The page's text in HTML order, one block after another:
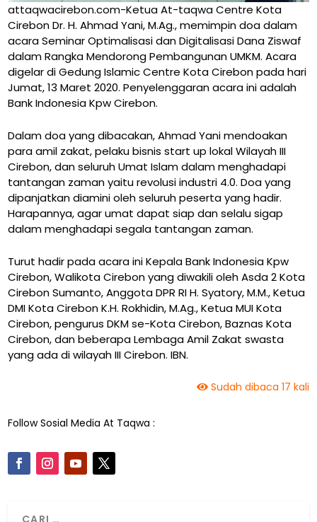
attaqwacirebon.com-Ketua At-taqwa Centre Kota
Cirebon Dr. H. Ahmad Yani, M.Ag., memimpin doa dalam
acara Seminar Optimalisasi dan Digitalisasi Dana Ziswaf
dalam Rangka Mendorong Pembangunan UMKM. Acara
digelar di Gedung Islamic Centre Kota Cirebon pada hari
Jumat, 13 Maret 2020. Penyelenggaran acara ini adalah
Bank Indonesia Kpw Cirebon.
Dalam doa yang dibacakan, Ahmad Yani mendoakan
para amil zakat, pelaku bisnis start up lokal Wilayah III
Cirebon, dan seluruh Umat Islam dalam menghadapi
tantangan zaman yaitu revolusi industri 4.0. Doa yang
dipanjatkan diamini oleh seluruh peserta yang hadir.
Harapannya, agar umat dapat siap dan selalu sigap
dalam menghadapi segala tantangan zaman.
Turut hadir pada acara ini Kepala Bank Indonesia Kpw
Cirebon, Walikota Cirebon yang diwakili oleh Asda 2 Kota
Cirebon Sumanto, Anggota DPR RI H. Syatory, M.M., Ketua
DMI Kota Cirebon K.H. Rokhidin, M.Ag., Ketua MUI Kota
Cirebon, pengurus DKM se-Kota Cirebon, Baznas Kota
Cirebon, dan beberapa Lembaga Amil Zakat swasta
yang ada di wilayah III Cirebon. IBN.
Sudah dibaca 17 kali
Follow Sosial Media At Taqwa :